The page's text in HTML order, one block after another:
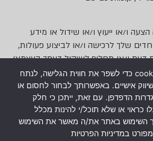
ו/או ייעוץ ו/או שידול או מידע
שלך לרכישה ו/או לביצוע פעולות,
דעת ו/או תחליף לשיקול דעתך העצמאי.
כלשהו שייגרמו כתוצאה מהסתמכות
האתר עושה שימוש בקבצי cookies כדי לשפר את חווית הגלישה, לנתח
אישיים. באפשרותך לבחור לחסום או
הדפדפן. עם זאת, ייתכן כי חלק
כראוי או שלא תוכל/י להינות מכלל
השימוש באתר את/ה מאשר את השימוש
במדיניות הפרטיות